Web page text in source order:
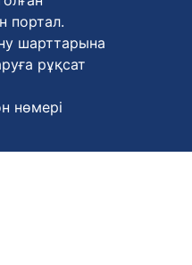
портал.
шарттарына
рұқсат
нөмері